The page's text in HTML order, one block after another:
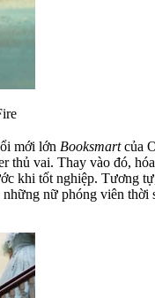
mới lớn Booksmartcủa
vai. Thay vào đó,
khi tốt nghiệp. Tương
nữ phóng viên